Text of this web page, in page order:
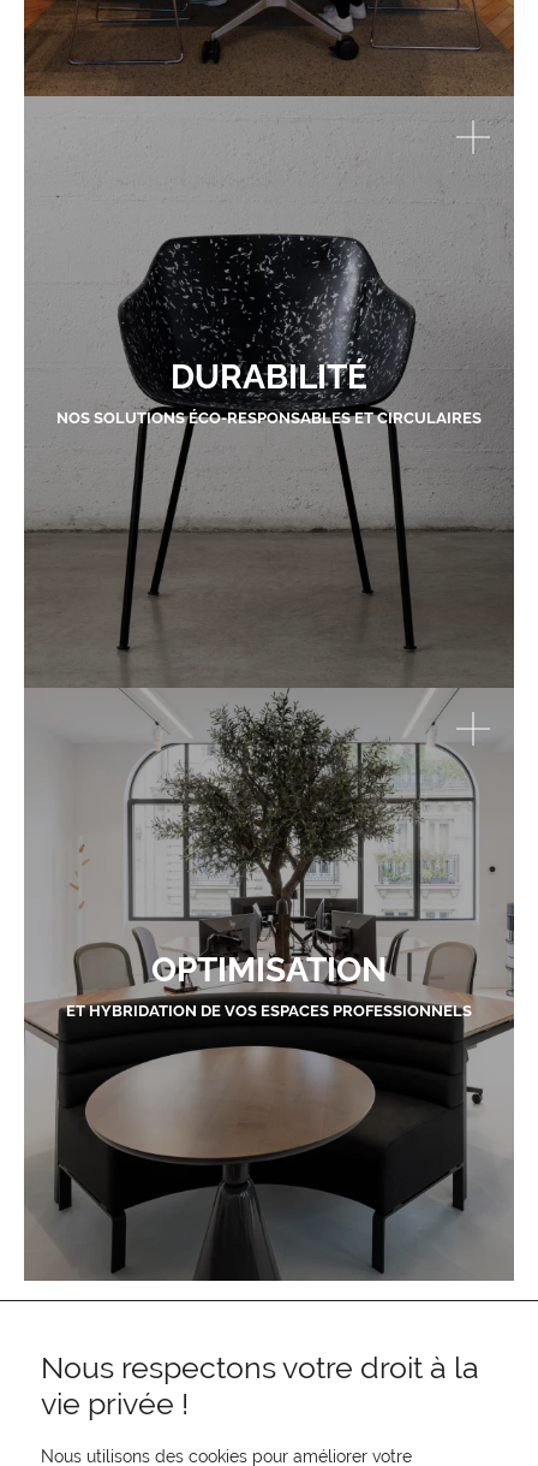
DURABILITÉ
NOS SOLUTIONS ÉCO-RESPONSABLES ET CIRCULAIRES
OPTIMISATION
ET HYBRIDATION DE VOS ESPACES PROFESSIONNELS
Nous respectons votre droit à la
vie privée !
Nous utilisons des cookies pour améliorer votre